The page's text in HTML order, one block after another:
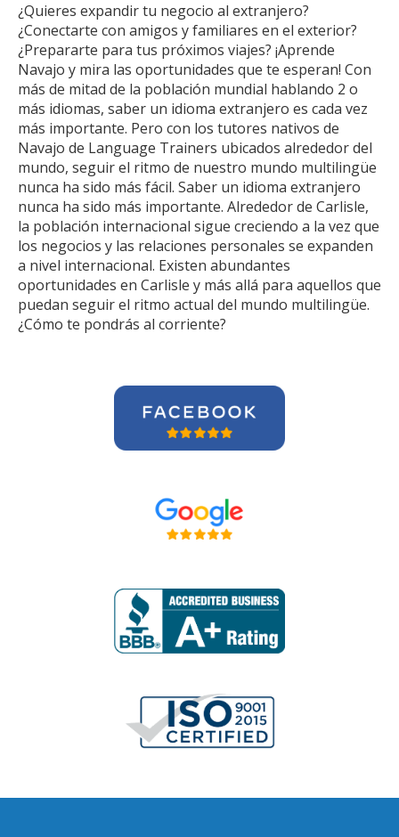
¿Quieres expandir tu negocio al extranjero?
¿Conectarte con amigos y familiares en el exterior?
¿Prepararte para tus próximos viajes? ¡Aprende
Navajo y mira las oportunidades que te esperan! Con
más de mitad de la población mundial hablando 2 o
más idiomas, saber un idioma extranjero es cada vez
más importante. Pero con los tutores nativos de
Navajo de Language Trainers ubicados alrededor del
mundo, seguir el ritmo de nuestro mundo multilingüe
nunca ha sido más fácil. Saber un idioma extranjero
nunca ha sido más importante. Alrededor de Carlisle,
la población internacional sigue creciendo a la vez que
los negocios y las relaciones personales se expanden
a nivel internacional. Existen abundantes
oportunidades en Carlisle y más allá para aquellos que
puedan seguir el ritmo actual del mundo multilingüe.
¿Cómo te pondrás al corriente?